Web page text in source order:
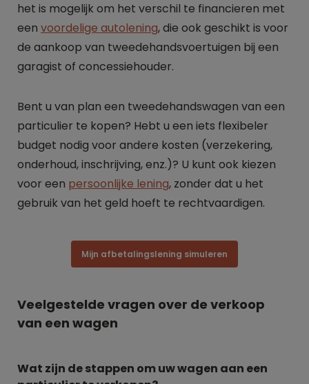
het is mogelijk om het verschil te financieren met
een voordelige autolening, die ook geschikt is voor
de aankoop van tweedehandsvoertuigen bij een
garagist of concessiehouder.
Bent u van plan een tweedehandswagen van een
particulier te kopen? Hebt u een iets flexibeler
budget nodig voor andere kosten (verzekering,
onderhoud, inschrijving, enz.)? U kunt ook kiezen
voor een persoonlijke lening, zonder dat u het
gebruik van het geld hoeft te rechtvaardigen.
Mijn afbetalingslening simuleren
Veelgestelde vragen over de verkoop
van een wagen
Wat zijn de stappen om uw wagen aan een